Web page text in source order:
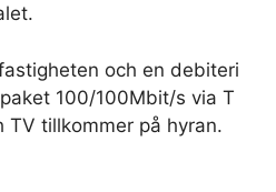
och en debiteri
100/100Mbit/s via T
tillkommer på hyran.